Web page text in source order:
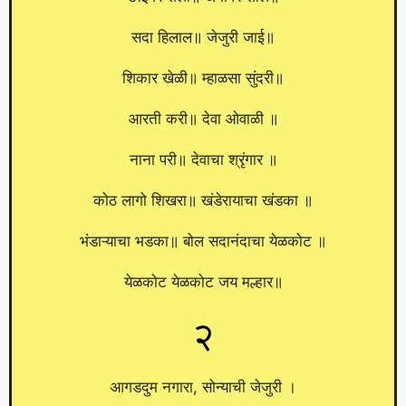
सदा हिलाल॥ जेजुरी जाई॥
शिकार खेळी॥ म्हाळसा सुंदरी॥
आरती करी॥ देवा ओवाळी ॥
नाना परी॥ देवाचा श्रृंगार ॥
कोठ लागो शिखरा॥ खंडेरायाचा खंडका ॥
भंडाऱ्याचा भडका॥ बोल सदानंदाचा येळकोट ॥
येळकोट येळकोट जय मल्हार॥
२
आगडदुम नगारा, सोन्याची जेजुरी ।